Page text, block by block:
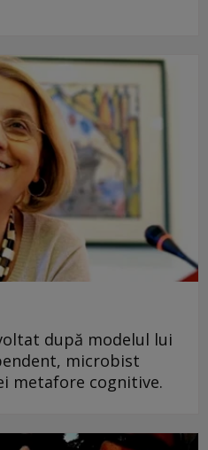
după modelul lui
microbist
metafore cognitive.